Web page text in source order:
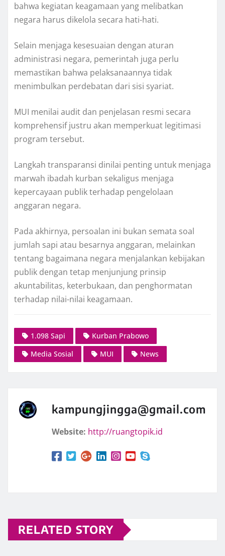
bahwa kegiatan keagamaan yang melibatkan
negara harus dikelola secara hati-hati.
Selain menjaga kesesuaian dengan aturan
administrasi negara, pemerintah juga perlu
memastikan bahwa pelaksanaannya tidak
menimbulkan perdebatan dari sisi syariat.
MUI menilai audit dan penjelasan resmi secara
komprehensif justru akan memperkuat legitimasi
program tersebut.
Langkah transparansi dinilai penting untuk menjaga
marwah ibadah kurban sekaligus menjaga
kepercayaan publik terhadap pengelolaan
anggaran negara.
Pada akhirnya, persoalan ini bukan semata soal
jumlah sapi atau besarnya anggaran, melainkan
tentang bagaimana negara menjalankan kebijakan
publik dengan tetap menjunjung prinsip
akuntabilitas, keterbukaan, dan penghormatan
terhadap nilai-nilai keagamaan.
1.098 Sapi
Kurban Prabowo
Media Sosial
MUI News
kampungjingga@gmail.com
Website: http://ruangtopik.id
RELATED STORY